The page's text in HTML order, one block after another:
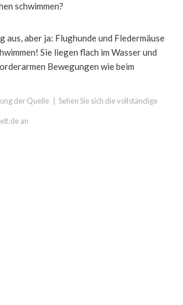
schwimmen?
aus, aber ja: Flughunde und Fledermäuse
Sie liegen flach im Wasser und
Bewegungen wie beim
der Quelle Sehen Sie sich die vollständige
an